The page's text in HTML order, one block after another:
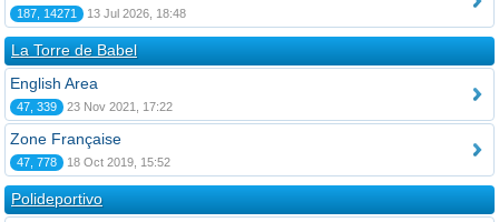
187, 14271 13 Jul 2026, 18:48
La Torre de Babel
English Area
47, 339 23 Nov 2021, 17:22
Zone Française
47, 778 18 Oct 2019, 15:52
Polideportivo